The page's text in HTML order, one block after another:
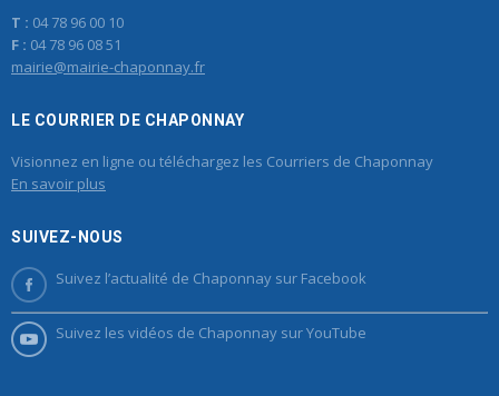
T : 04 78 96 00 10
F : 04 78 96 08 51
mairie@mairie-chaponnay.fr
LE COURRIER DE CHAPONNAY
Visionnez en ligne ou téléchargez les Courriers de Chaponnay
En savoir plus
SUIVEZ-NOUS
Suivez l’actualité de Chaponnay sur Facebook
Suivez les vidéos de Chaponnay sur YouTube